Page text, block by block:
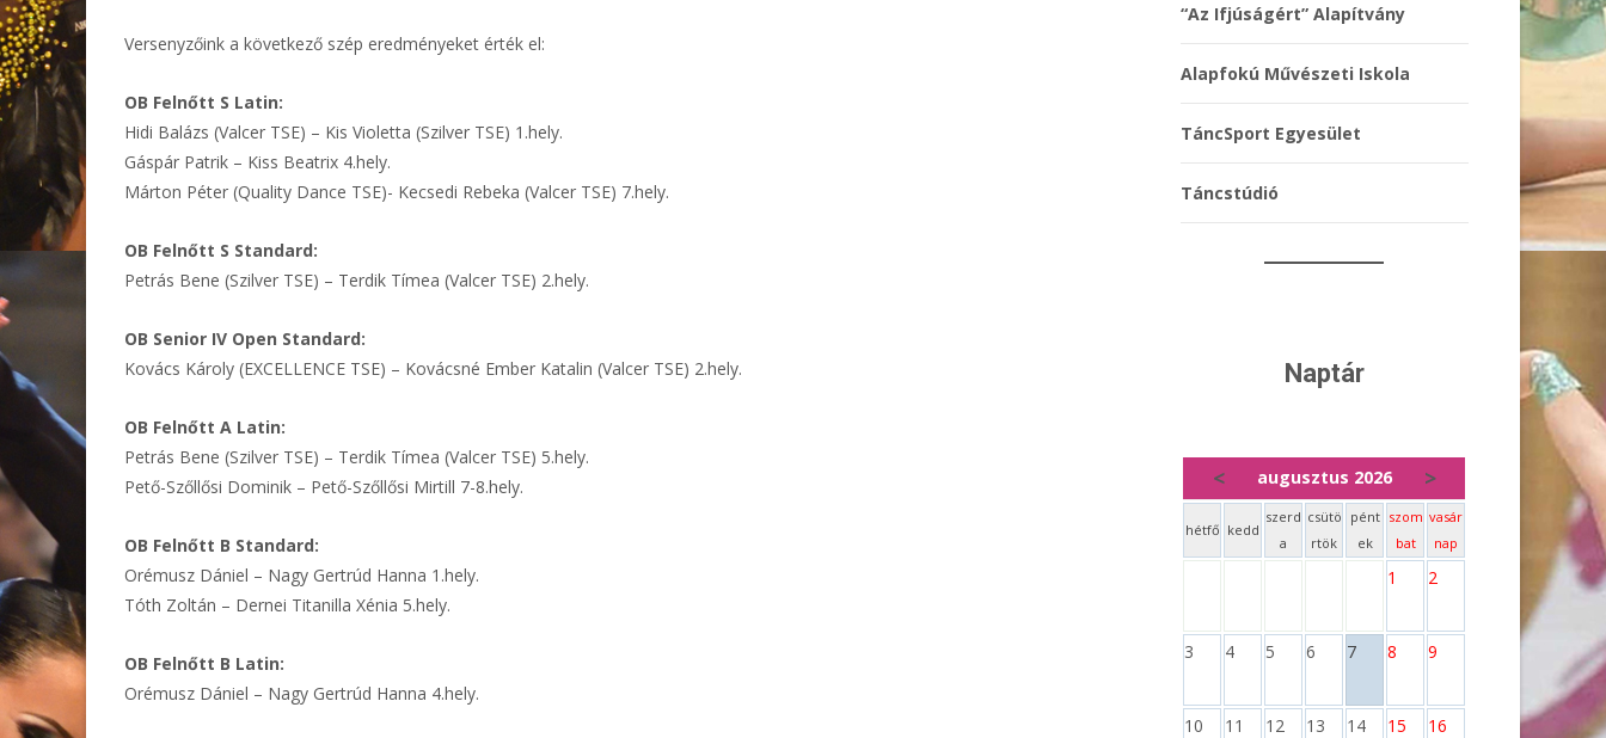
Versenyzőink a következő szép eredményeket érték el:
OB Felnőtt S Latin:
Hidi Balázs (Valcer TSE) – Kis Violetta (Szilver TSE) 1.hely.
Gáspár Patrik – Kiss Beatrix 4.hely.
Márton Péter (Quality Dance TSE)- Kecsedi Rebeka (Valcer TSE) 7.hely.
OB Felnőtt S Standard:
Petrás Bene (Szilver TSE) – Terdik Tímea (Valcer TSE) 2.hely.
OB Senior IV Open Standard:
Kovács Károly (EXCELLENCE TSE) – Kovácsné Ember Katalin (Valcer TSE) 2.hely.
OB Felnőtt A Latin:
Petrás Bene (Szilver TSE) – Terdik Tímea (Valcer TSE) 5.hely.
Pető-Szőllősi Dominik – Pető-Szőllősi Mirtill 7-8.hely.
OB Felnőtt B Standard:
Orémusz Dániel – Nagy Gertrúd Hanna 1.hely.
Tóth Zoltán – Dernei Titanilla Xénia 5.hely.
OB Felnőtt B Latin:
Orémusz Dániel – Nagy Gertrúd Hanna 4.hely.
“Az Ifjúságért” Alapítvány
Alapfokú Művészeti Iskola
TáncSport Egyesület
Táncstúdió
Naptár
< augusztus 2026 >
hétfő kedd
szerd
a
csütö
rtök
pént
ek
szom
bat
vasár
nap
1 2
3 4 5 6 7 8 9
10 11 12 13 14 15 16